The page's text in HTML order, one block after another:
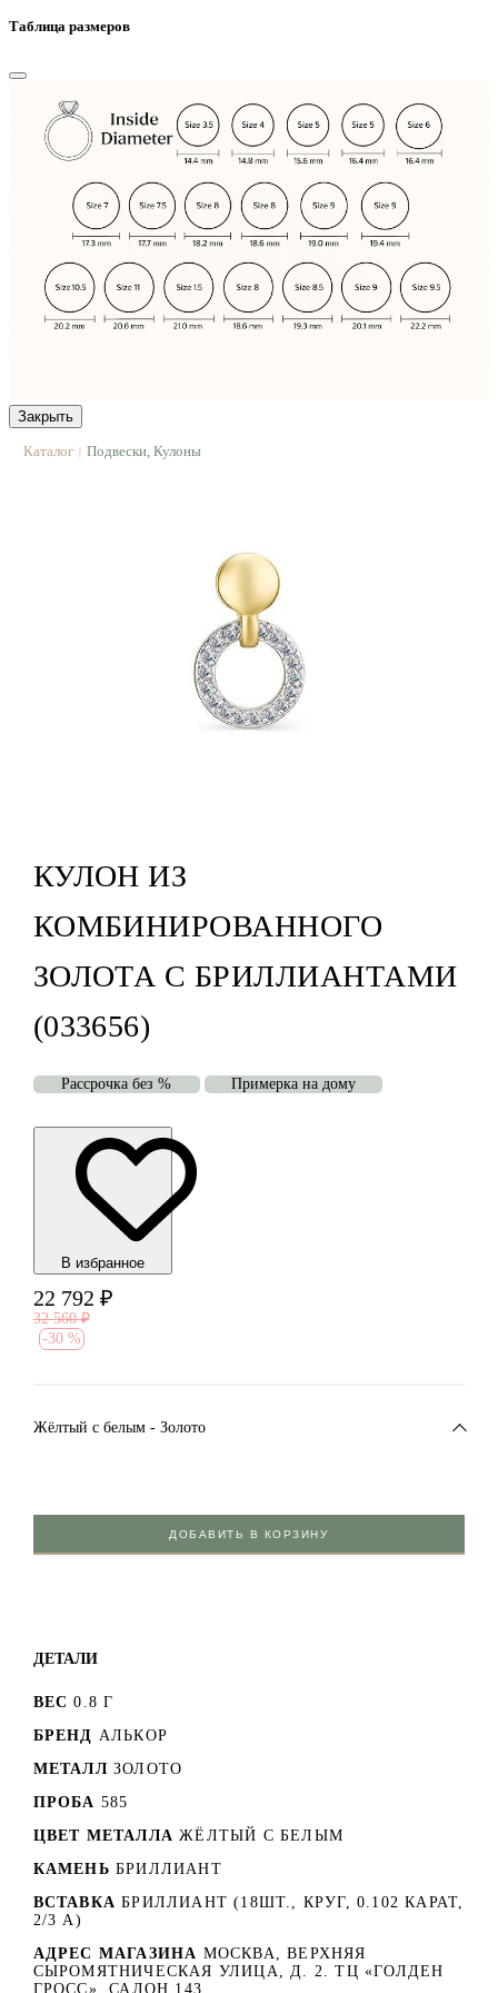
Таблица размеров
Закрыть
Каталог | Подвески, Кулоны
КУЛОН ИЗ
КОМБИНИРОВАННОГО
ЗОЛОТА С БРИЛЛИАНТАМИ
(033656)
Рассрочка без % Примерка на дому
В избранноe
22 792 ₽
32 560 ₽
-30 %
Жёлтый с белым - Золото
ДОБАВИТЬ В КОРЗИНУ
ДЕТАЛИ
ВЕС 0.8 Г
БРЕНД АЛЬКОР
МЕТАЛЛ ЗОЛОТО
ПРОБА 585
ЦВЕТ МЕТАЛЛА ЖЁЛТЫЙ С БЕЛЫМ
КАМЕНЬ БРИЛЛИАНТ
ВСТАВКА БРИЛЛИАНТ (18ШТ., КРУГ, 0.102 КАРАТ,
2/3 А)
АДРЕС МАГАЗИНА МОСКВА, ВЕРХНЯЯ
СЫРОМЯТНИЧЕСКАЯ УЛИЦА, Д. 2. ТЦ «ГОЛДЕН
ГРОСС». САЛОН 143